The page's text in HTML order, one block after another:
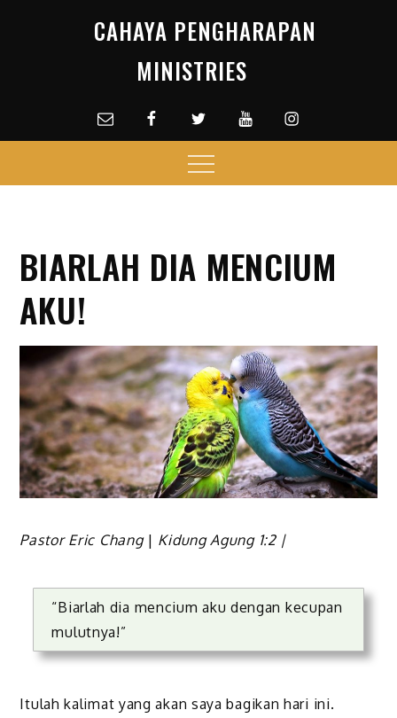
CAHAYA PENGHARAPAN
MINISTRIES
Email facebookTwitterYoutubeInstagram
Menu
BIARLAH DIA MENCIUM
AKU!
Pastor Eric Chang| Kidung Agung 1:2 |
“Biarlah dia mencium aku dengan kecupan
mulutnya!”
Itulah kalimat yang akan saya bagikan hari ini.